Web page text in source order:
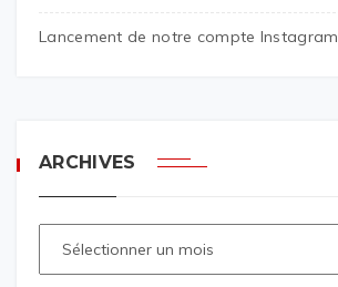
Lancement de notre compte Instagram
ARCHIVES